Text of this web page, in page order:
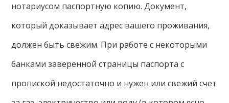
нотариусом паспортную копию. Документ,
который доказывает адрес вашего проживания,
должен быть свежим. При работе с некоторыми
банками заверенной страницы паспорта с
пропиской недостаточно и нужен или свежий счет